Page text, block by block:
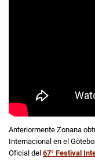
Anteriormente Zonana
Internacional en el
Oficial del 67° Festival